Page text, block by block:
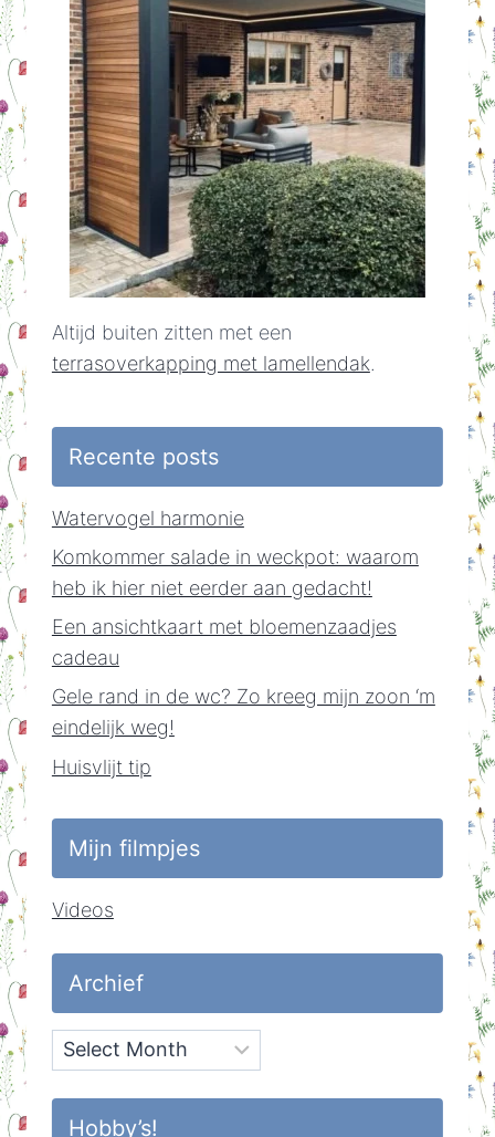
Altijd buiten zitten met een
terrasoverkapping met lamellendak.
Recente posts
Watervogel harmonie
Komkommer salade in weckpot: waarom
heb ik hier niet eerder aan gedacht!
Een ansichtkaart met bloemenzaadjes
cadeau
Gele rand in de wc? Zo kreeg mijn zoon ‘m
eindelijk weg!
Huisvlijt tip
Mijn filmpjes
Videos
Archief
Archief
Hobby’s!